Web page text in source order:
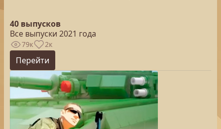
40 выпусков
Все выпуски 2021 года
79к 2к
Перейти